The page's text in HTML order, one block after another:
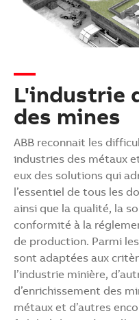
L'industrie
des mines
ABB reconnait les
industries des métaux
eux des solutions qui
l’essentiel de tous les
ainsi que la qualité, la
conformité à la
de production. Parmi
sont adaptées aux
l’industrie minière,
d’enrichissement des
métaux et d’autres